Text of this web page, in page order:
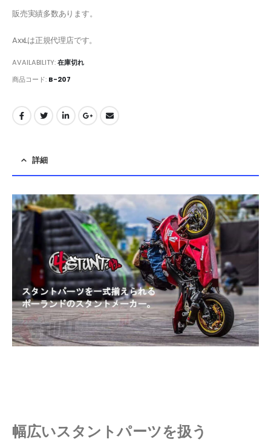
販売実績多数あります。
AxxLは正規代理店です。
AVAILABILITY:在庫切れ
商品コード: B-207
詳細
幅広いスタントパーツを扱う